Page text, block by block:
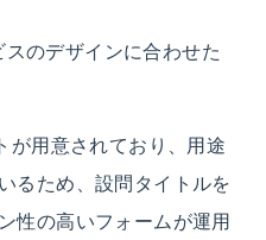
のデザインに合わせた
が用意されており、用途
るため、設問タイトルを
性の高いフォームが運用